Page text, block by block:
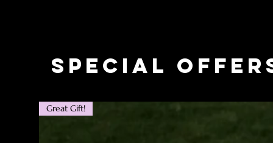
Special
Great Gift!